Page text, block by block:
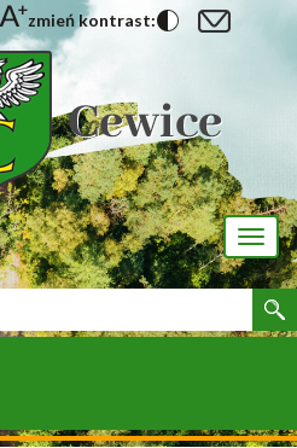
zmień kontrast: